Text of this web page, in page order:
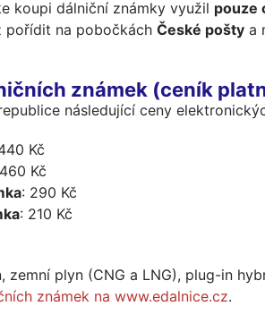
koupi dálniční známky využil pouze
pořídit na pobočkách České poštya
známek (ceník
následující ceny
Kč
Kč
: 290 Kč
: 210 Kč
zemní plyn (CNG a LNG), plug-in
známek na www.edalnice.cz.